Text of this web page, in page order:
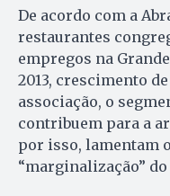
De acordo com a
restaurantes
empregos na
2013, crescimento
associação, o
contribuem para a
por isso, lamentam
“marginalização” do